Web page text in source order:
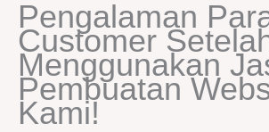
Pengalaman
Customer
Menggunakan
Pembuatan
Kami!